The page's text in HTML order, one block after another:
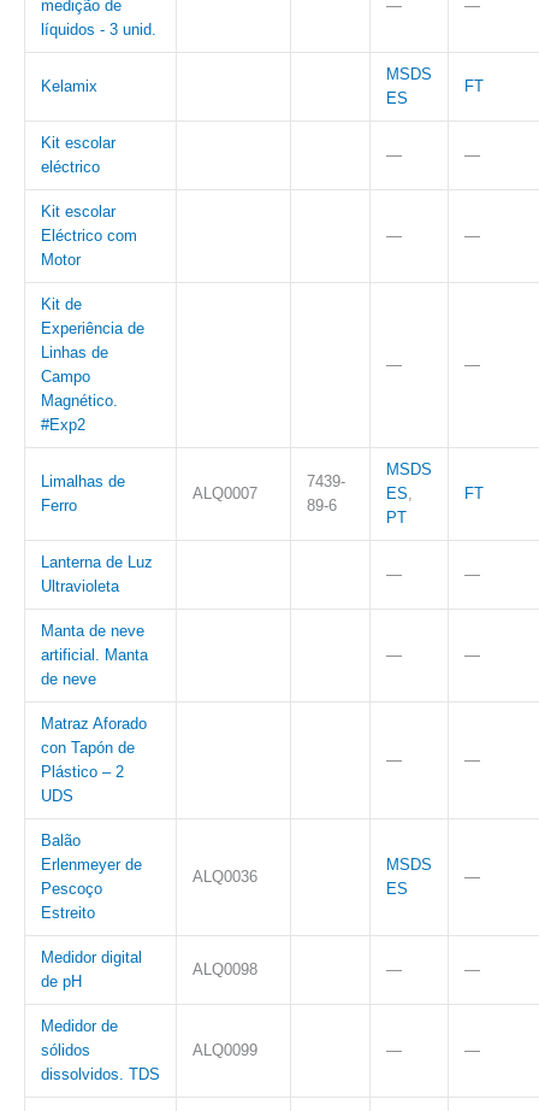
medição de
líquidos - 3 unid.
— —
Kelamix
MSDS
ES
FT
Kit escolar
eléctrico
— —
Kit escolar
Eléctrico com
Motor
— —
Kit de
Experiência de
Linhas de
Campo
Magnético.
#Exp2
— —
Limalhas de
Ferro
ALQ0007
7439-
89-6
MSDS
ES,
PT
FT
Lanterna de Luz
Ultravioleta
— —
Manta de neve
artificial. Manta
de neve
— —
Matraz Aforado
con Tapón de
Plástico – 2
UDS
— —
Balão
Erlenmeyer de
Pescoço
Estreito
ALQ0036
MSDS
ES
—
Medidor digital
de pH
ALQ0098 — —
Medidor de
sólidos
dissolvidos. TDS
ALQ0099 — —